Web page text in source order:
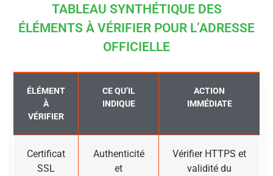
TABLEAU SYNTHÉTIQUE DES
ÉLÉMENTS À VÉRIFIER POUR L’ADRESSE
OFFICIELLE
ÉLÉMENT
À
VÉRIFIER
CE QU’IL
INDIQUE
ACTION
IMMÉDIATE
Certificat
SSL
Authenticité
et
Vérifier HTTPS et
validité du